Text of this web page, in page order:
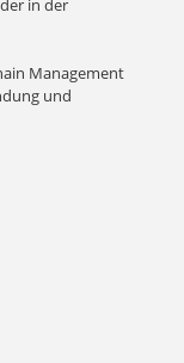
in der
Management
und